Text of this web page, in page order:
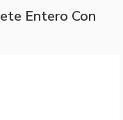
Entero Con